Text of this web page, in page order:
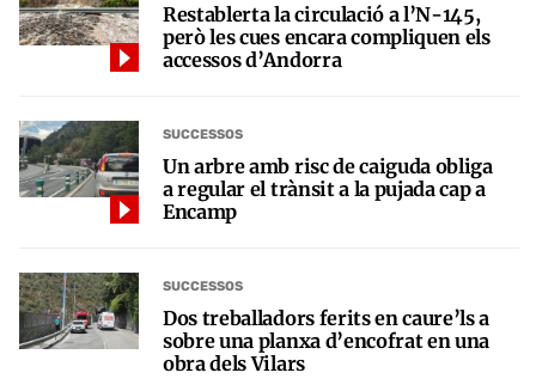
Restablerta la circulació a l’N-145,
però les cues encara compliquen els
accessos d’Andorra
SUCCESSOS
Un arbre amb risc de caiguda obliga
a regular el trànsit a la pujada cap a
Encamp
SUCCESSOS
Dos treballadors ferits en caure’ls a
sobre una planxa d’encofrat en una
obra dels Vilars